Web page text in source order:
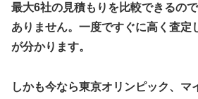
最大6社の見積もりを比較できるの
ありません。一度ですぐに高く査定
が分かります。
しかも今なら東京オリンピック、マ